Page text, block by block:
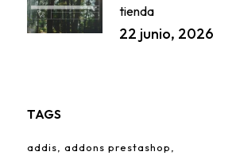
tienda
22 junio, 2026
TAGS
addis
addons prestashop